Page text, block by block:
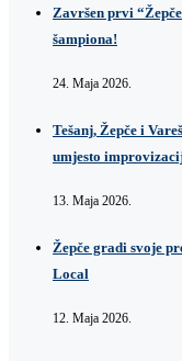
Završen prvi
šampiona!
24. Maja 2026.
Tešanj, Žepče i
umjesto
13. Maja 2026.
Žepče gradi svoje
Local
12. Maja 2026.